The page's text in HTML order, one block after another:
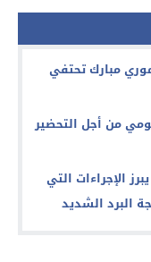
مبارك تحتفي
من أجل التحضير
الإجراءات التي
البرد الشديد